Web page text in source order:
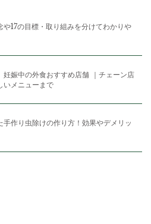
17の目標・取り組みを分けてわかりや
妊娠中の外食おすすめ店舗 ｜チェーン店
いメニューまで
手作り虫除けの作り方！効果やデメリッ